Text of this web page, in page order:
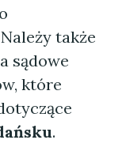
także
sądowe
które
.